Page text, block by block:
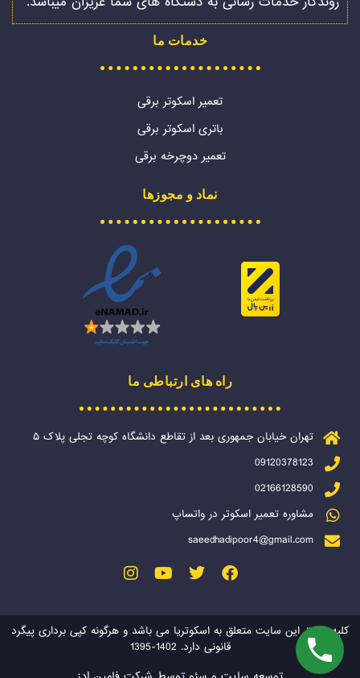
خدمات ما
تعمیر اسکوتر برقی
باتری اسکوتر برقی
تعمیر دوچرخه برقی
نماد و مجوزها
راه های ارتباطی ما
تهران خیابان جمهوری بعد از تقاطع دانشگاه کوچه تجلی پلاک ۵
09120378123
02166128590
مشاوره تعمیر اسکوتر در واتساپ
saeedhadipoor4@gmail.com
کلیه حقوق این سایت متعلق به اسکوتریا می باشد و هرگونه کپی برداری پیگرد
قانونی دارد. 1402-1395